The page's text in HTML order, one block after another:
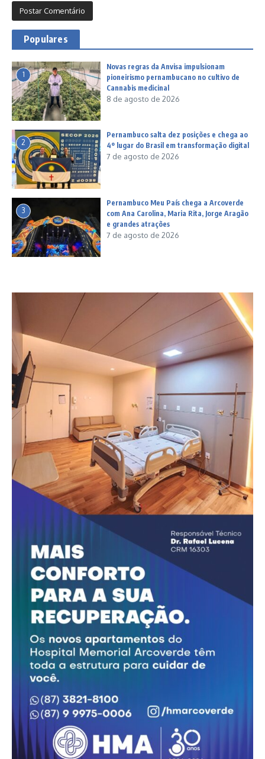
Populares
1
Novas regras da Anvisa impulsionam
pioneirismo pernambucano no cultivo de
Cannabis medicinal
8 de agosto de 2026
2
Pernambuco salta dez posições e chega ao
4º lugar do Brasil em transformação digital
7 de agosto de 2026
3
Pernambuco Meu País chega a Arcoverde
com Ana Carolina, Maria Rita, Jorge Aragão
e grandes atrações
7 de agosto de 2026